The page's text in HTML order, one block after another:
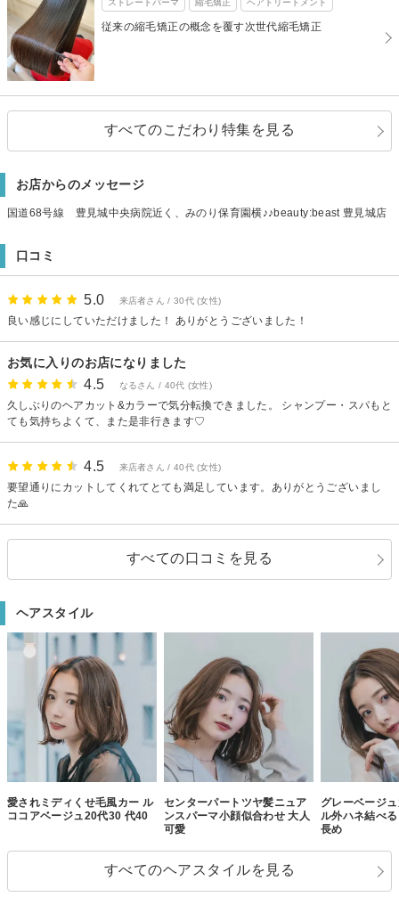
従来の縮毛矯正の概念を覆す次世代縮毛矯正
すべてのこだわり特集を見る
お店からのメッセージ
国道68号線 豊見城中央病院近く、みのり保育園横♪♪beauty:beast 豊見城店
口コミ
5.0 来店者さん / 30代 (女性)
良い感じにしていただけました！ ありがとうございました！
お気に入りのお店になりました
4.5 なるさん / 40代 (女性)
久しぶりのヘアカット&カラーで気分転換できました。 シャンプー・スパもと
ても気持ちよくて、また是非行きます♡
4.5 来店者さん / 40代 (女性)
要望通りにカットしてくれてとても満足しています。ありがとうございまし
た🙏
すべての口コミを見る
ヘアスタイル
愛されミディくせ毛風カー ル
ココアベージュ20代30 代40
センターパートツヤ髪ニュア
ンスパーマ小顔似合わせ 大人
可愛
グレーベージ
ル外ハネ結べ
⻑め
すべてのヘアスタイルを見る